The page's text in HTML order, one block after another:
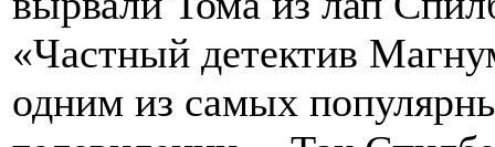
«Частный детектив
одним из самых